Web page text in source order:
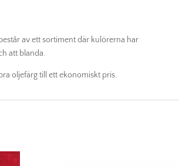
av ett sortiment där kulörerna har
att blanda.
oljefärg till ett ekonomiskt pris.